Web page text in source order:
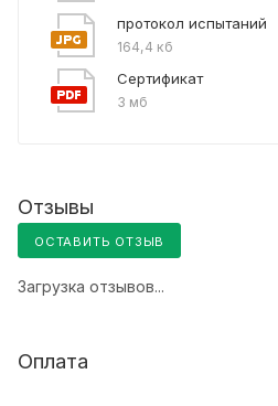
протокол испытаний
164,4 кб
Сертификат
3 мб
Отзывы
ОСТАВИТЬ ОТЗЫВ
Загрузка отзывов...
Оплата